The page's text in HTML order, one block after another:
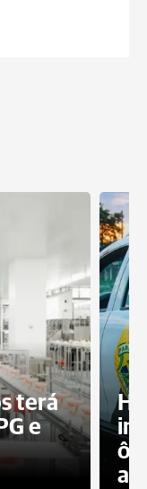
terá
e